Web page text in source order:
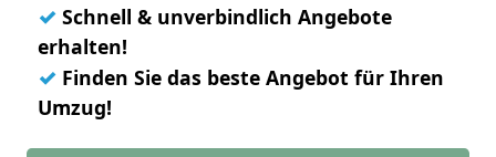
✓ Schnell & unverbindlich Angebote
erhalten!
✓ Finden Sie das beste Angebot für Ihren
Umzug!